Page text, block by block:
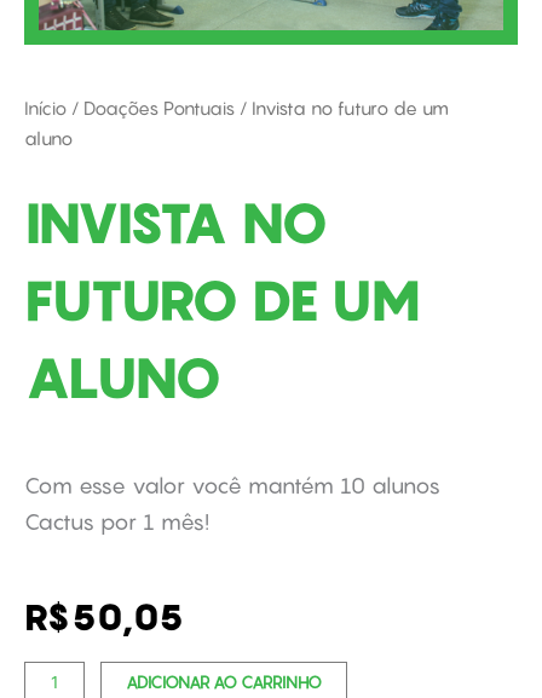
Início / Doações Pontuais / Invista no futuro de um
aluno
INVISTA NO
FUTURO DE UM
ALUNO
Com esse valor você mantém 10 alunos
Cactus por 1 mês!
R$50,05
Invista
ADICIONAR AO CARRINHO